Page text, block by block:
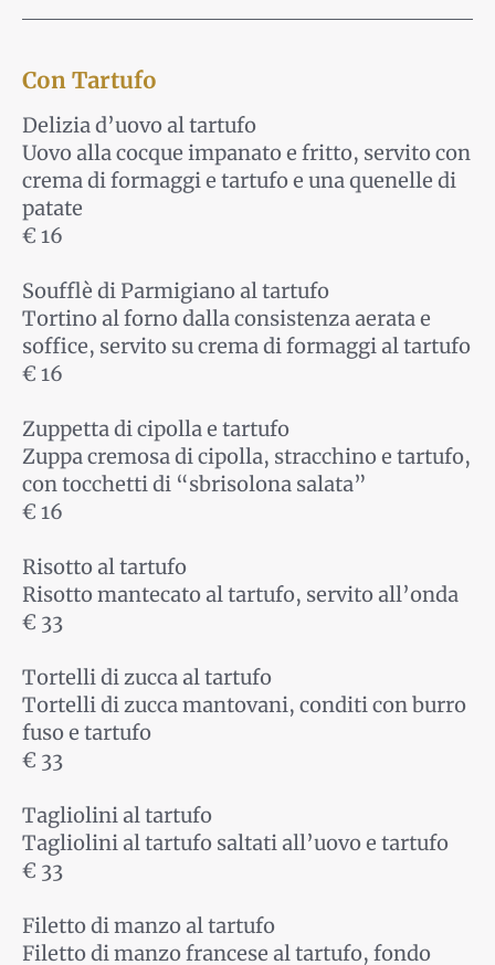
Con Tartufo
Delizia d’uovo al tartufo
Uovo alla cocque impanato e fritto, servito con
crema di formaggi e tartufo e una quenelle di
patate
€ 16
Soufflè di Parmigiano al tartufo
Tortino al forno dalla consistenza aerata e
soffice, servito su crema di formaggi al tartufo
€ 16
Zuppetta di cipolla e tartufo
Zuppa cremosa di cipolla, stracchino e tartufo,
con tocchetti di “sbrisolona salata”
€ 16
Risotto al tartufo
Risotto mantecato al tartufo, servito all’onda
€ 33
Tortelli di zucca al tartufo
Tortelli di zucca mantovani, conditi con burro
fuso e tartufo
€ 33
Tagliolini al tartufo
Tagliolini al tartufo saltati all’uovo e tartufo
€ 33
Filetto di manzo al tartufo
Filetto di manzo francese al tartufo, fondo